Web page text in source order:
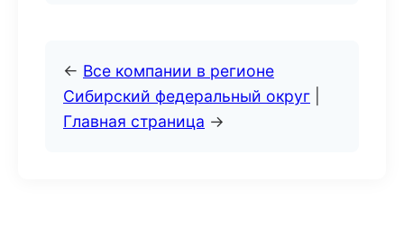
← Все компании в регионе
Сибирский федеральный округ
Главная страница →